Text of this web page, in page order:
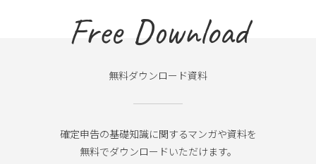
Free Download
無料ダウンロード資料
確定申告の基礎知識に関するマンガや資料を
無料でダウンロードいただけます。